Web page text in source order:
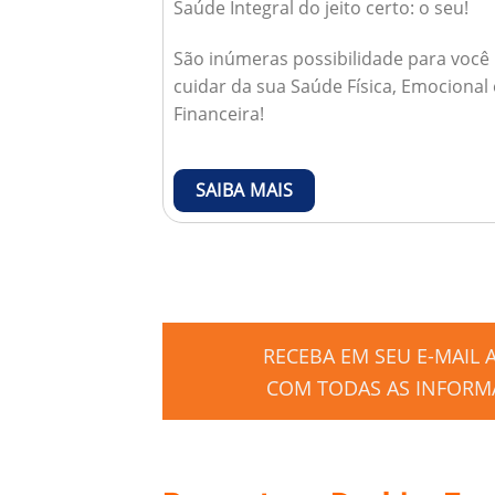
Saúde Integral do jeito certo: o seu!
São inúmeras possibilidade para você
cuidar da sua Saúde Física, Emocional
Financeira!
SAIBA MAIS
RECEBA EM SEU E-MAIL
COM TODAS AS